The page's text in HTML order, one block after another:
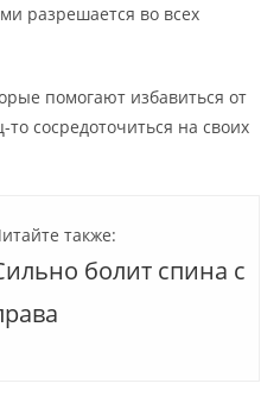
разрешается во всех
помогают избавиться от
сосредоточиться на своих
также:
болит спина с